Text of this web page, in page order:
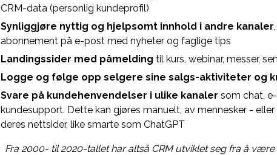
CRM-data (personlig kundeprofil)
Synliggjøre nyttig og hjelpsomt innhold i andre kanaler
abonnement på e-post med nyheter og faglige tips
Landingssider med påmelding til kurs, webinar, messer,
Logge og følge opp selgere sine salgs-aktiviteter og
Svare på kundehenvendelser i ulike kanaler som chat,
kundesupport. Dette kan gjøres manuelt, av mennesker -
deres nettsider, like smarte som ChatGPT
Fra 2000- til 2020-tallet har altså CRM utviklet seg fra å